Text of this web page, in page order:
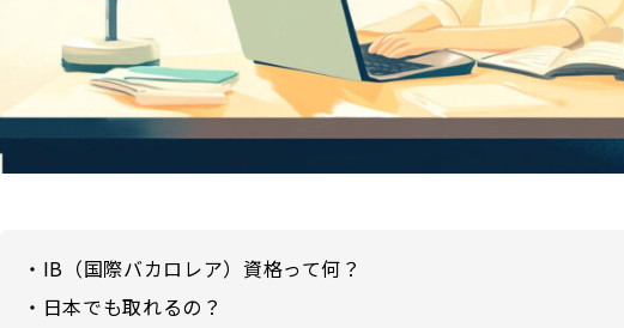
・IB（国際バカロレア）資格って何？
・日本でも取れるの？